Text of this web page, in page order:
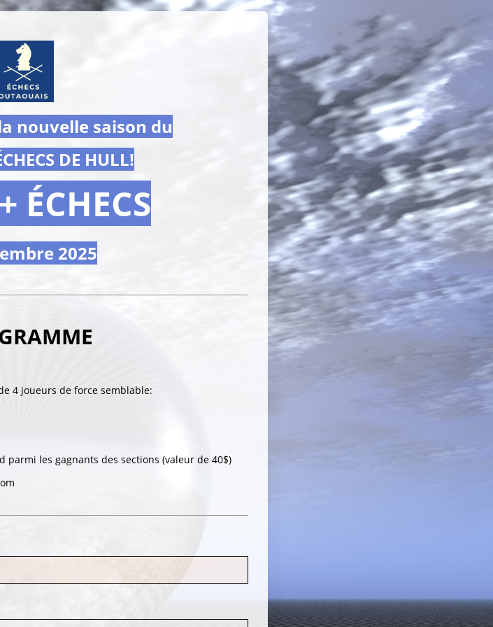
nouvelle saison du
DE HULL!
ÉCHECS
2025
4 joueurs de force semblable:
parmi les gagnants des sections (valeur de 40$)